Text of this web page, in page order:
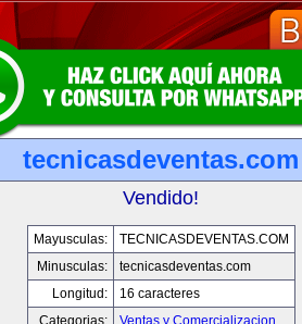
tecnicasdeventas.com
Vendido!
Mayusculas:
TECNICASDEVENTAS.COM
Minusculas:
tecnicasdeventas.com
Longitud:
16 caracteres
Categorias:
Ventas y Comercializacion